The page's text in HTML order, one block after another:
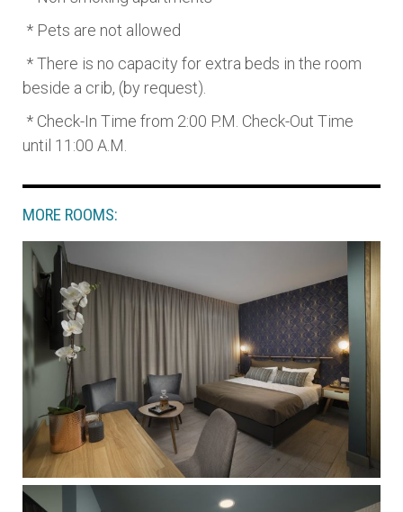
* Pets are not allowed
* There is no capacity for extra beds in the room
beside a crib, (by request).
​ * Check-In Time from 2:00 P.M. Check-Out Time
until 11:00 A.M.
MORE ROOMS: